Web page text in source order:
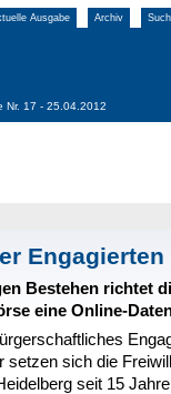
Ausgabe Archiv
Nr. 17 - 25.04.2012
Engagierten
Bestehen richtet
eine Online-
setzen sich die
seit 15